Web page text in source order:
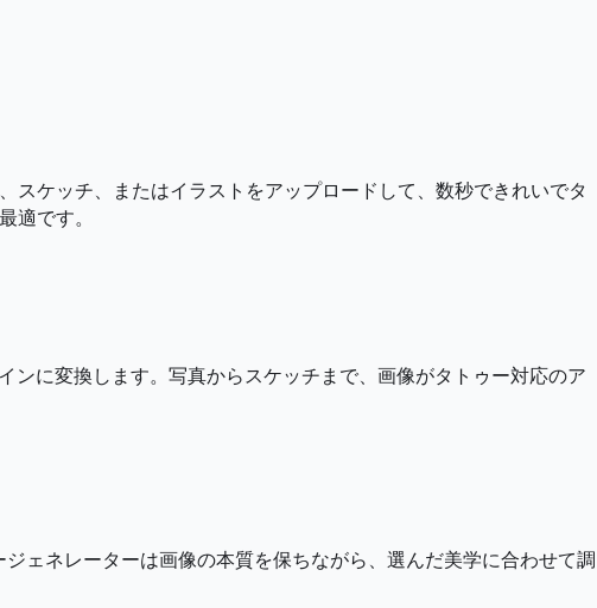
ケッチ、またはイラストをアップロードして、数秒できれいでタ
です。
に変換します。写真からスケッチまで、画像がタトゥー対応のア
ネレーターは画像の本質を保ちながら、選んだ美学に合わせて調